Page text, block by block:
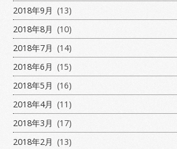
2018年9月 (13)
2018年8月 (10)
2018年7月 (14)
2018年6月 (15)
2018年5月 (16)
2018年4月 (11)
2018年3月 (17)
2018年2月 (13)